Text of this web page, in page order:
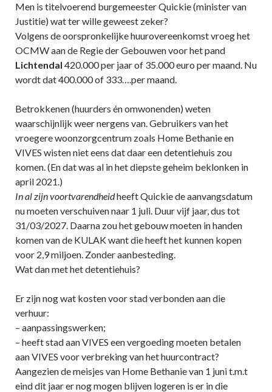
Men is titelvoerend burgemeester Quickie (minister van
Justitie) wat ter wille geweest zeker?
Volgens de oorspronkelijke huurovereenkomst vroeg het
OCMW aan de Regie der Gebouwen voor het pand
Lichtendal 420.000 per jaar of 35.000 euro per maand. Nu
wordt dat 400.000 of 333….per maand.
Betrokkenen (huurders én omwonenden) weten
waarschijnlijk weer nergens van. Gebruikers van het
vroegere woonzorgcentrum zoals Home Bethanie en
VIVES wisten niet eens dat daar een detentiehuis zou
komen. (En dat was al in het diepste geheim beklonken in
april 2021.)
In al zijn voortvarendheidheeft Quickie de aanvangsdatum
nu moeten verschuiven naar 1 juli. Duur vijf jaar, dus tot
31/03/2027. Daarna zou het gebouw moeten in handen
komen van de KULAK want die heeft het kunnen kopen
voor 2,9 miljoen. Zonder aanbesteding.
Wat dan met het detentiehuis?
Er zijn nog wat kosten voor stad verbonden aan die
verhuur:
– aanpassingswerken;
– heeft stad aan VIVES een vergoeding moeten betalen
aan VIVES voor verbreking van het huurcontract?
Aangezien de meisjes van Home Bethanie van 1 juni t.m.t
eind dit jaar er nog mogen blijven logeren is er in die